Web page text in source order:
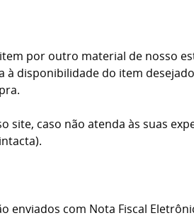
por outro material de nosso
disponibilidade do item
caso não atenda às suas
com Nota Fiscal